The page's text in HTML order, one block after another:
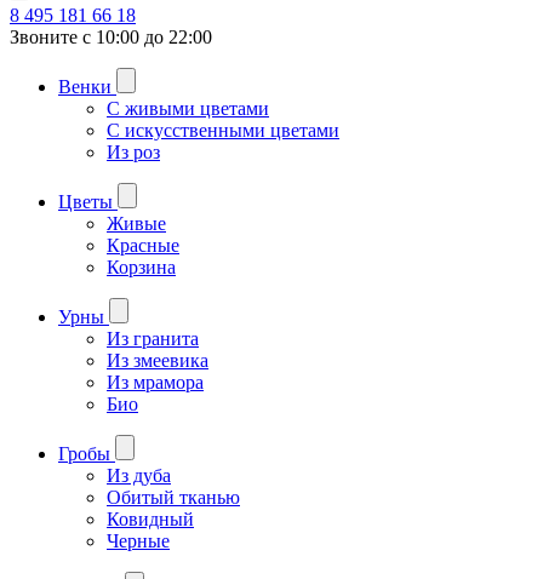
8 495 181 66 18
Звоните с 10:00 до 22:00
Венки
С живыми цветами
С искусственными цветами
Из роз
Цветы
Живые
Красные
Корзина
Урны
Из гранита
Из змеевика
Из мрамора
Био
Гробы
Из дуба
Обитый тканью
Ковидный
Черные